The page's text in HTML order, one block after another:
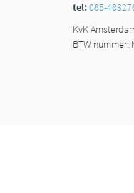
tel:085-
KvK
BTW nummer: